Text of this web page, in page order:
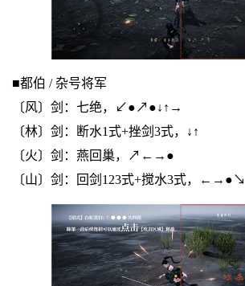
■都伯 / 杂号将军
〔风〕剑：七绝，↙●↗●↓↑→
〔林〕剑：断水1式+挫剑3式，↓↑
〔火〕剑：燕回巢，↗←→●
〔山〕剑：回剑123式+搅水3式，←→●↘